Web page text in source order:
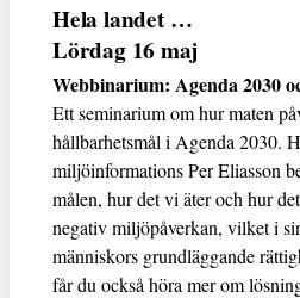
Hela landet …
Lördag 16 maj
Webbinarium: Agenda 2030
Ett seminarium om hur maten
hållbarhetsmål i Agenda 2030.
miljöinformations Per Eliasson
målen, hur det vi äter och hur
negativ miljöpåverkan, vilket i
människors grundläggande
får du också höra mer om